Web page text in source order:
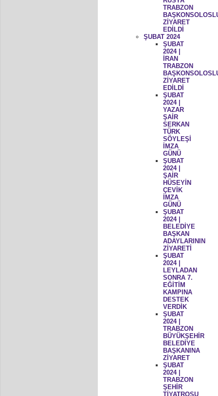
TRABZON
ZİYARET
EDİLDİ
ŞUBAT 2024
ŞUBAT
2024 |
İRAN
TRABZON
ZİYARET
EDİLDİ
ŞUBAT
2024 |
YAZAR
ŞAİR
SERKAN
TÜRK
SÖYLEŞİ
İMZA
GÜNÜ
ŞUBAT
2024 |
ŞAİR
HÜSEYİN
ÇEVİK
İMZA
GÜNÜ
ŞUBAT
2024 |
BELEDİYE
BAŞKAN
ADAYLARININ
ZİYARETİ
ŞUBAT
2024 |
LEYLADAN
SONRA 7.
EĞİTİM
KAMPINA
DESTEK
VERDİK
ŞUBAT
2024 |
TRABZON
BÜYÜKŞEHİR
BELEDİYE
BAŞKANINA
ZİYARET
ŞUBAT
2024 |
TRABZON
ŞEHİR
TİYATROSU